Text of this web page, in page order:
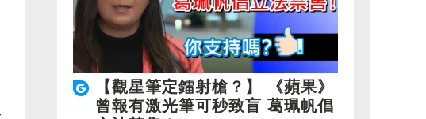
【觀星筆定鐳射槍？】 《蘋果》
曾報有激光筆可秒致盲 葛珮帆倡